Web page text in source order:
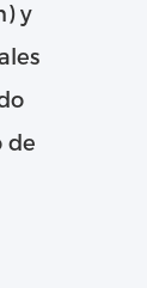
y
de